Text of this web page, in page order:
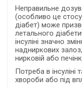
Неправильне
(особливо це
діабет) може
летального
інсуліні значно
надниркових
нирковій або
Потреба в
хвороби або під